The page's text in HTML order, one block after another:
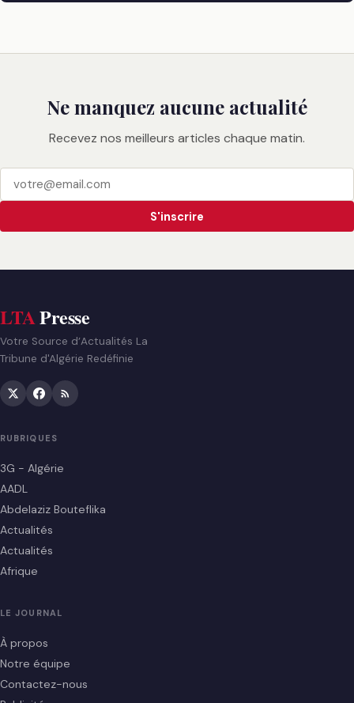
Ne manquez aucune actualité
Recevez nos meilleurs articles chaque matin.
S'inscrire
LTAPresse
Votre Source d’Actualités La
Tribune d'Algérie Redéfinie
RUBRIQUES
3G - Algérie
AADL
Abdelaziz Bouteflika
Actualités
Actualités
Afrique
LE JOURNAL
À propos
Notre équipe
Contactez-nous